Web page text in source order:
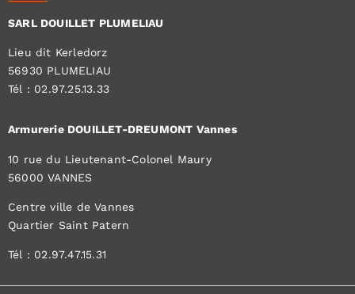
SARL DOUILLET PLUMELIAU
Lieu dit Kerledorz
56930 PLUMELIAU
Tél : 02.97.25.13.33
Armurerie DOUILLET-DREUMONT Vannes
10 rue du Lieutenant-Colonel Maury
56000 VANNES
Centre ville de Vannes
Quartier Saint Patern
Tél : 02.97.47.15.31